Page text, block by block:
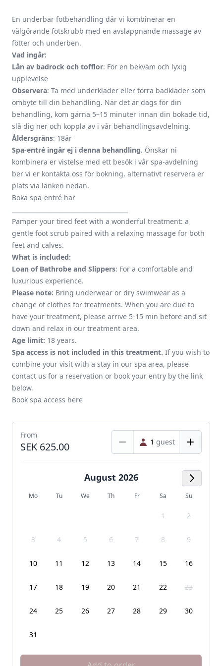
En underbar fotbehandling där vi kombinerar en
välgörande fotskrubb med en avslappnande massage av
fötter och underben.
Vad ingår:
Lån av badrock och tofflor: För en bekväm och lyxig
upplevelse
Observera: Ta med underkläder eller torra badkläder som
ombyte till din behandling. När det är dags för din
behandling, kom gärna 5–15 minuter innan din bokade tid,
slå dig ner och koppla av i vår behandlingsavdelning.
Åldersgräns: 18år
Spa-entré ingår ej i denna behandling. Önskar ni
kombinera er vistelse med ett besök i vår spa-avdelning
ber vi er kontakta oss för bokning, alternativt reservera er
plats via länken nedan.
Boka spa-entré här
Pamper your tired feet with a wonderful treatment: a
gentle foot scrub paired with a relaxing massage for both
feet and calves.
What is included:
Loan of Bathrobe and Slippers: For a comfortable and
luxurious experience.
Please note: Bring underwear or dry swimwear as a
change of clothes for treatments. When you are due to
have your treatment, please arrive 5-15 min before and sit
down and relax in our treatment area.
Age limit: 18 years.
Spa access is not included in this treatment. If you wish to
combine your visit with a stay in our spa area, please
contact us for a reservation or book your entry by the link
below.
Book spa access here
From
SEK 625.00 1 guest
Next
August 2026
Mo Tu We Th Fr Sa Su
1 2
3 4 5 6 7 8 9
10 11 12 13 14 15 16
17 18 19 20 21 22 23
24 25 26 27 28 29 30
31